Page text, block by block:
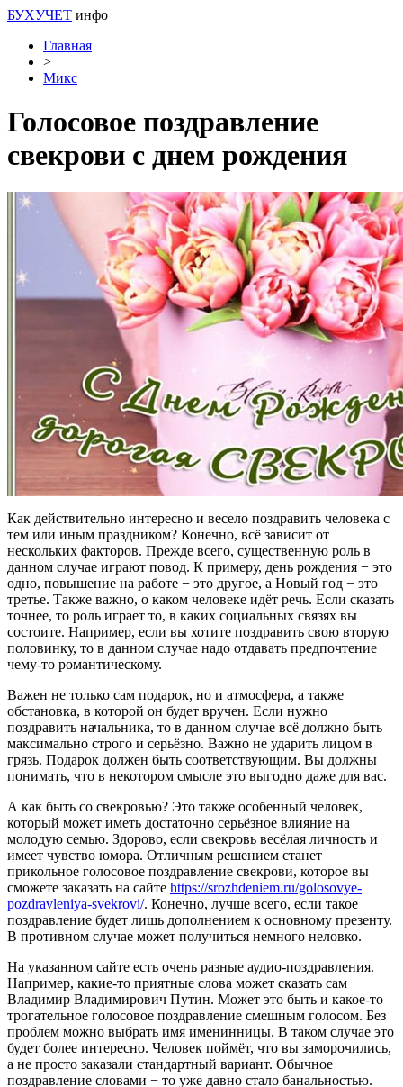
БУХУЧЕТ инфо
Главная
>
Микс
Голосовое поздравление
свекрови с днем рождения
Как действительно интересно и весело поздравить человека с
тем или иным праздником? Конечно, всё зависит от
нескольких факторов. Прежде всего, существенную роль в
данном случае играют повод. К примеру, день рождения − это
одно, повышение на работе − это другое, а Новый год − это
третье. Также важно, о каком человеке идёт речь. Если сказать
точнее, то роль играет то, в каких социальных связях вы
состоите. Например, если вы хотите поздравить свою вторую
половинку, то в данном случае надо отдавать предпочтение
чему-то романтическому.
Важен не только сам подарок, но и атмосфера, а также
обстановка, в которой он будет вручен. Если нужно
поздравить начальника, то в данном случае всё должно быть
максимально строго и серьёзно. Важно не ударить лицом в
грязь. Подарок должен быть соответствующим. Вы должны
понимать, что в некотором смысле это выгодно даже для вас.
А как быть со свекровью? Это также особенный человек,
который может иметь достаточно серьёзное влияние на
молодую семью. Здорово, если свекровь весёлая личность и
имеет чувство юмора. Отличным решением станет
прикольное голосовое поздравление свекрови, которое вы
сможете заказать на сайте https://srozhdeniem.ru/golosovye-
pozdravleniya-svekrovi/. Конечно, лучше всего, если такое
поздравление будет лишь дополнением к основному презенту.
В противном случае может получиться немного неловко.
На указанном сайте есть очень разные аудио-поздравления.
Например, какие-то приятные слова может сказать сам
Владимир Владимирович Путин. Может это быть и какое-то
трогательное голосовое поздравление смешным голосом. Без
проблем можно выбрать имя именинницы. В таком случае это
будет более интересно. Человек поймёт, что вы заморочились,
а не просто заказали стандартный вариант. Обычное
поздравление словами − то уже давно стало банальностью.